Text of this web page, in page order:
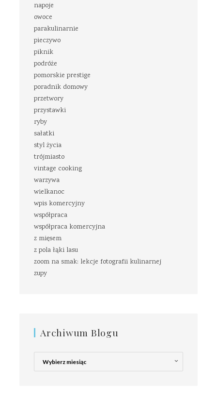
napoje
owoce
parakulinarnie
pieczywo
piknik
podróże
pomorskie prestige
poradnik domowy
przetwory
przystawki
ryby
sałatki
styl życia
trójmiasto
vintage cooking
warzywa
wielkanoc
wpis komercyjny
współpraca
współpraca komercyjna
z mięsem
z pola łąki lasu
zoom na smak: lekcje fotografii kulinarnej
zupy
Archiwum Blogu
Archiwum
Blogu